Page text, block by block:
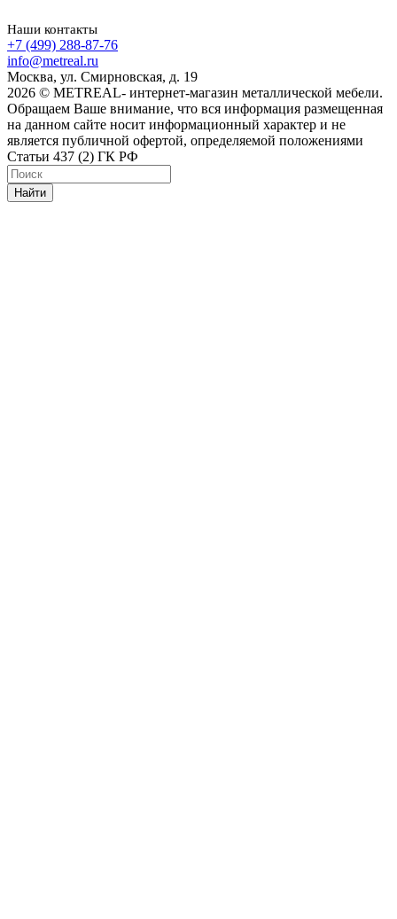
Наши контакты
+7 (499) 288-87-76
info@metreal.ru
Москва, ул. Смирновская, д. 19
2026 © METREAL- интернет-магазин металлической мебели.
Обращаем Ваше внимание, что вся информация размещенная
на данном сайте носит информационный характер и не
является публичной офертой, определяемой положениями
Статьи 437 (2) ГК РФ
Найти